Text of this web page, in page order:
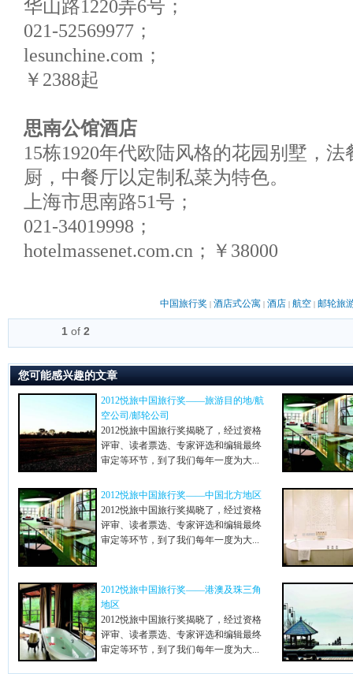
华山路1220弄6号；
021-52569977；
lesunchine.com；
￥2388起
思南公馆酒店
15栋1920年代欧陆风格的花园别墅，
厨，中餐厅以定制私菜为特色。
上海市思南路51号；
021-34019998；
hotelmassenet.com.cn；￥38000
中国旅行奖 | 酒店式公寓| 酒店 | 航空| 邮轮旅
1 of 2
您可能感兴趣的文章
2012悦旅中国旅行奖——旅游目的地/航
空公司/邮轮公司
2012悦旅中国旅行奖揭晓了，经过资格
评审、读者票选、专家评选和编辑最终
审定等环节，到了我们每年一度为大...
2012悦旅中国旅行奖——中国北方地区
2012悦旅中国旅行奖揭晓了，经过资格
评审、读者票选、专家评选和编辑最终
审定等环节，到了我们每年一度为大...
2012悦旅中国旅行奖——港澳及珠三角
地区
2012悦旅中国旅行奖揭晓了，经过资格
评审、读者票选、专家评选和编辑最终
审定等环节，到了我们每年一度为大...